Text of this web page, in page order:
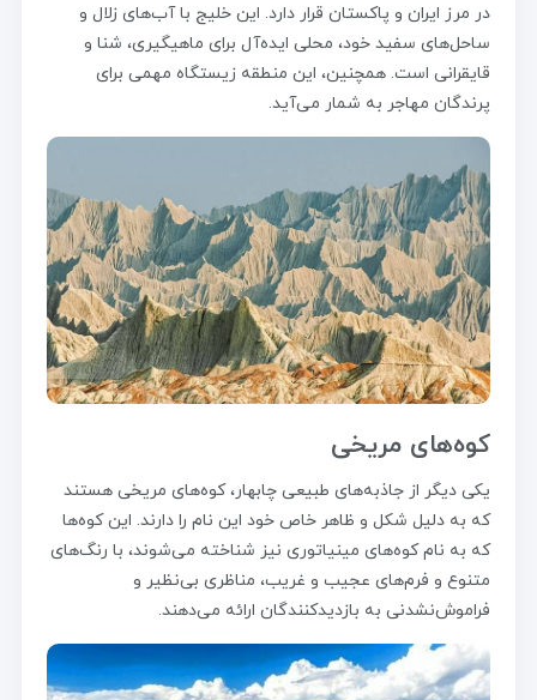
در مرز ایران و پاکستان قرار دارد. این خلیج با آب‌های زلال و
ساحل‌های سفید خود، محلی ایده‌آل برای ماهیگیری، شنا و
قایقرانی است. همچنین، این منطقه زیستگاه مهمی برای
پرندگان مهاجر به شمار می‌آید.
کوه‌های مریخی
یکی دیگر از جاذبه‌های طبیعی چابهار، کوه‌های مریخی هستند
که به دلیل شکل و ظاهر خاص خود این نام را دارند. این کوه‌ها
که به نام کوه‌های مینیاتوری نیز شناخته می‌شوند، با رنگ‌های
متنوع و فرم‌های عجیب و غریب، مناظری بی‌نظیر و
فراموش‌نشدنی به بازدیدکنندگان ارائه می‌دهند.